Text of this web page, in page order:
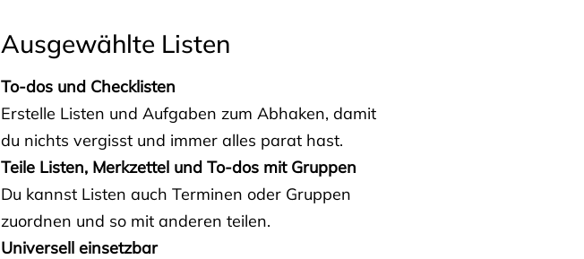
Ausgewählte Listen
To-dos und Checklisten
Erstelle Listen und Aufgaben zum Abhaken, damit
du nichts vergisst und immer alles parat hast.
Teile Listen, Merkzettel und To-dos mit Gruppen
Du kannst Listen auch Terminen oder Gruppen
zuordnen und so mit anderen teilen.
Universell einsetzbar